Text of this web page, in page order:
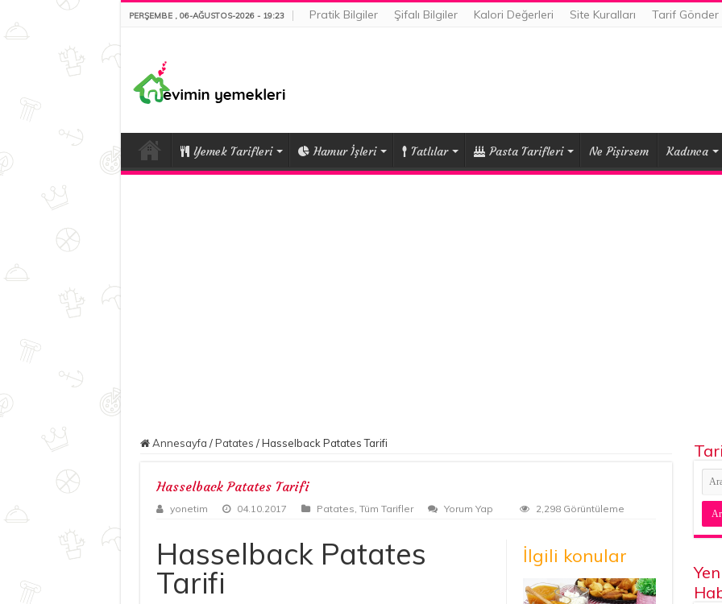
PERŞEMBE , 06-AĞUSTOS-2026 - 19:23 Pratik Bilgiler Şifalı Bilgiler Kalori Değerleri Site Kuralları Tarif Gönder
Yemek Tarifleri Hamur İşleri Tatlılar Pasta Tarifleri Ne Pişirsem Kadınca
Annesayfa / Patates / Hasselback Patates Tarifi
Hasselback Patates Tarifi
yonetim 04.10.2017 Patates, Tüm Tarifler Yorum Yap 2,298 Görüntüleme
İlgili konular
Hasselback Patates
Tarifi